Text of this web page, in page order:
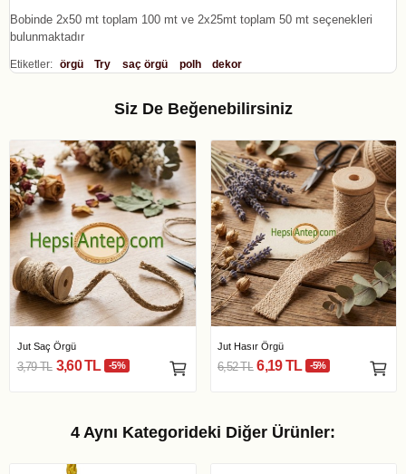
Bobinde 2x50 mt toplam 100 mt ve 2x25mt toplam 50 mt seçenekleri
bulunmaktadır
Etiketler: örgü Try saç örgü polh dekor
Siz De Beğenebilirsiniz
Jut Saç Örgü
3,79 TL 3,60 TL -5%
Jut Hasır Örgü
6,52 TL 6,19 TL -5%
4 Aynı Kategorideki Diğer Ürünler: